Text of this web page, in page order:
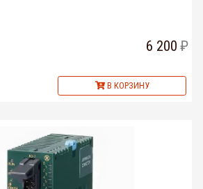
6 200
В КОРЗИНУ